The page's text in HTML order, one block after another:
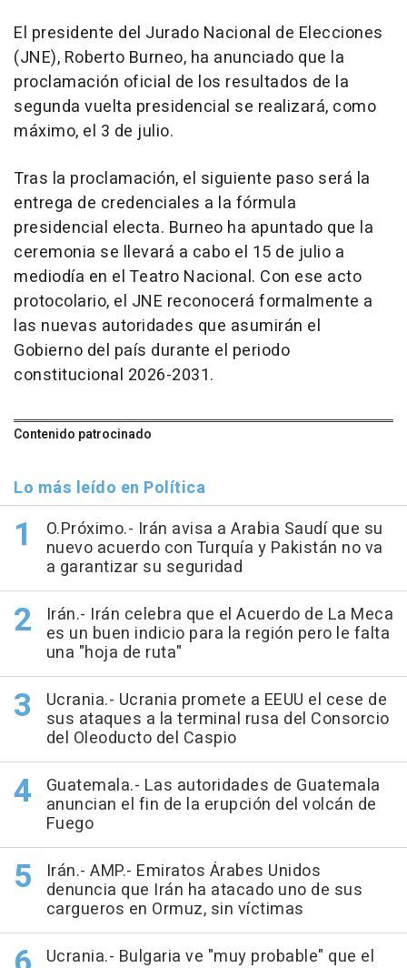
El presidente del Jurado Nacional de Elecciones
(JNE), Roberto Burneo, ha anunciado que la
proclamación oficial de los resultados de la
segunda vuelta presidencial se realizará, como
máximo, el 3 de julio.
Tras la proclamación, el siguiente paso será la
entrega de credenciales a la fórmula
presidencial electa. Burneo ha apuntado que la
ceremonia se llevará a cabo el 15 de julio a
mediodía en el Teatro Nacional. Con ese acto
protocolario, el JNE reconocerá formalmente a
las nuevas autoridades que asumirán el
Gobierno del país durante el periodo
constitucional 2026-2031.
Contenido patrocinado
Lo más leído en Política
O.Próximo.- Irán avisa a Arabia Saudí que su
nuevo acuerdo con Turquía y Pakistán no va
a garantizar su seguridad
Irán.- Irán celebra que el Acuerdo de La Meca
es un buen indicio para la región pero le falta
una "hoja de ruta"
Ucrania.- Ucrania promete a EEUU el cese de
sus ataques a la terminal rusa del Consorcio
del Oleoducto del Caspio
Guatemala.- Las autoridades de Guatemala
anuncian el fin de la erupción del volcán de
Fuego
Irán.- AMP.- Emiratos Árabes Unidos
denuncia que Irán ha atacado uno de sus
cargueros en Ormuz, sin víctimas
Ucrania.- Bulgaria ve "muy probable" que el